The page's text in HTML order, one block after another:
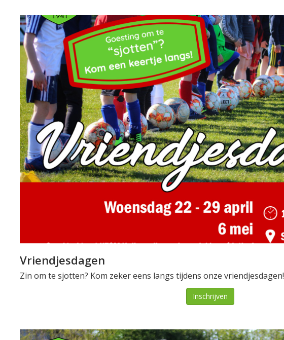
Vriendjesdagen
Zin om te sjotten? Kom zeker eens langs tijdens onze vriendjesdagen!
Inschrijven